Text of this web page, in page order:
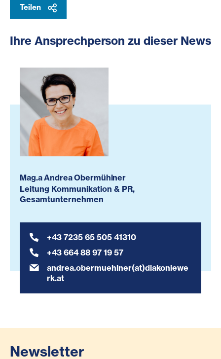
Teilen
Ihre Ansprechperson zu dieser News
Mag.a Andrea Obermühlner
Leitung Kommunikation & PR,
Gesamtunternehmen
+43 7235 65 505 41310
+43 664 88 97 19 57
andrea.obermuehlner(at)diakoniewe
rk.at
Newsletter